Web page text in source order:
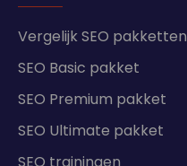
Vergelijk SEO pakketten
SEO Basic pakket
SEO Premium pakket
SEO Ultimate pakket